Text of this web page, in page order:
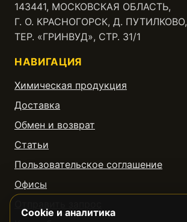
143441, МОСКОВСКАЯ ОБЛАСТЬ,
Г. О. КРАСНОГОРСК, Д. ПУТИЛКОВО,
ТЕР. «ГРИНВУД», СТР. 31/1
НАВИГАЦИЯ
Химическая продукция
Доставка
Обмен и возврат
Статьи
Пользовательское соглашение
Офисы
Cookie и аналитика